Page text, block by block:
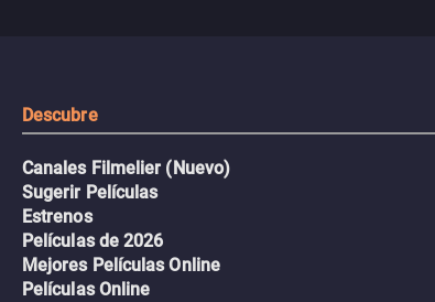
Descubre
Canales Filmelier (Nuevo)
Sugerir Películas
Estrenos
Películas de 2026
Mejores Películas Online
Películas Online